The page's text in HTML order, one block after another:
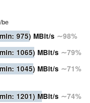
975) MBit/s ∼98%
1065) MBit/s ∼79%
1045) MBit/s ∼71%
1201) MBit/s ∼74%